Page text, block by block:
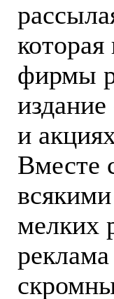
фирмы
и
Вместе
мелких